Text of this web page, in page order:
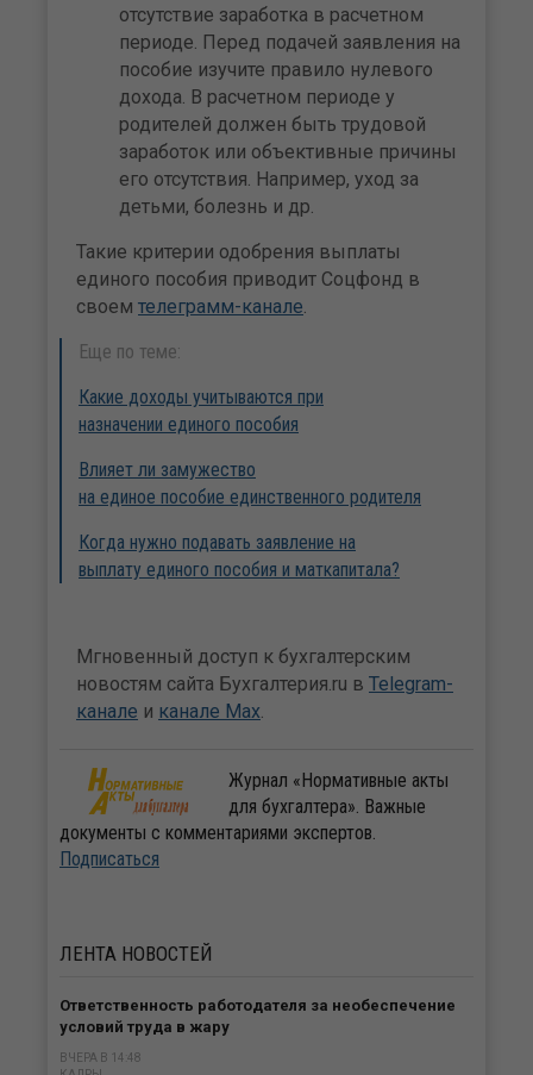
отсутствие заработка в расчетном
периоде. Перед подачей заявления на
пособие изучите правило нулевого
дохода. В расчетном периоде у
родителей должен быть трудовой
заработок или объективные причины
его отсутствия. Например, уход за
детьми, болезнь и др.
Такие критерии одобрения выплаты
единого пособия приводит Соцфонд в
своем телеграмм-канале.
Еще по теме:
Какие доходы учитываются при
назначении единого пособия
Влияет ли замужество
на единое пособие единственного родителя
Когда нужно подавать заявление на
выплату единого пособия и маткапитала?
Мгновенный доступ к бухгалтерским
новостям сайта Бухгалтерия.ru в Telegram-
канале и канале Max.
Журнал «Нормативные акты
для бухгалтера». Важные
документы с комментариями экспертов.
Подписаться
ЛЕНТА НОВОСТЕЙ
Ответственность работодателя за необеспечение
условий труда в жару
ВЧЕРА В 14:48